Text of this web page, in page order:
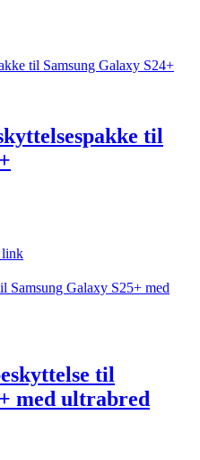
til
link
til
med ultrabred